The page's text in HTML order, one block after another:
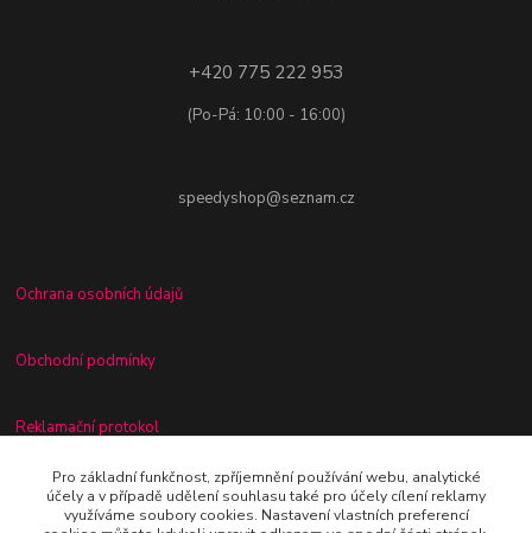
+420 775 222 953
(Po-Pá: 10:00 - 16:00)
speedyshop@seznam.cz
Ochrana osobních údajů
Obchodní podmínky
Reklamační protokol
Odstoupení od kupní smlouvy
Pro základní funkčnost, zpříjemnění používání webu, analytické
účely a v případě udělení souhlasu také pro účely cílení reklamy
využíváme soubory cookies. Nastavení vlastních preferencí